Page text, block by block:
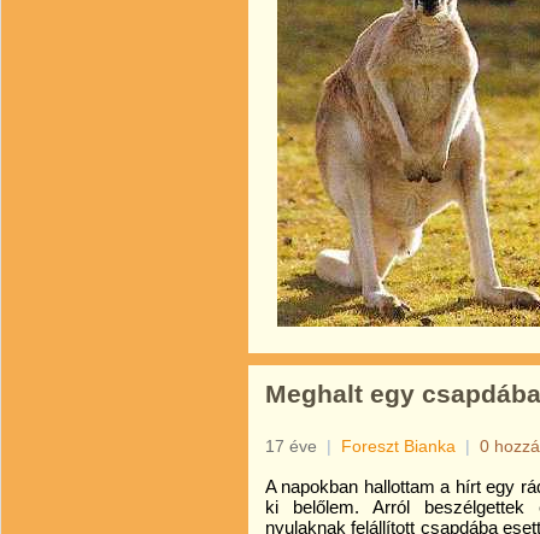
Meghalt egy
17 éve | Foreszt Bianka | 0
A napokban hallottam a hírt egy
ki belőlem. Arról beszélgettek
nyulaknak felállított csapdába